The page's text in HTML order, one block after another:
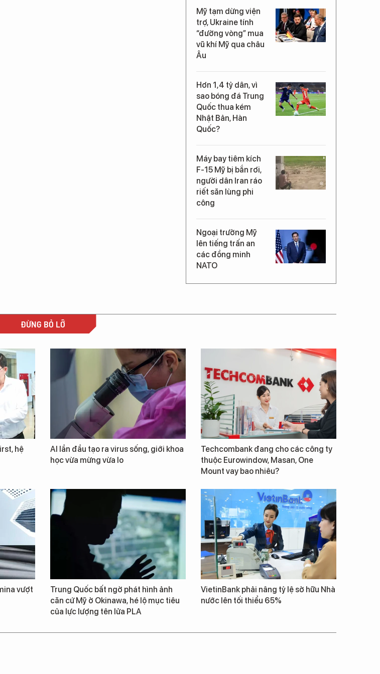
Mỹ tạm dừng viện
trợ, Ukraine tính
“đường vòng” mua
vũ khí Mỹ qua châu
Âu
Hơn 1,4 tỷ dân, vì
sao bóng đá Trung
Quốc thua kém
Nhật Bản, Hàn
Quốc?
Máy bay tiêm kích
F-15 Mỹ bị bắn rơi,
người dân Iran ráo
riết săn lùng phi
công
Ngoại trưởng Mỹ
lên tiếng trấn an
các đồng minh
NATO
ĐỪNG BỎ LỠ
hệ
AI lần đầu tạo ra virus sống, giới khoa
học vừa mừng vừa lo
Techcombank đang cho các công ty
thuộc Eurowindow, Masan, One
Mount vay bao nhiêu?
vượt
Trung Quốc bất ngờ phát hình ảnh
căn cứ Mỹ ở Okinawa, hé lộ mục tiêu
của lực lượng tên lửa PLA
VietinBank phải nâng tỷ lệ sở hữu Nhà
nước lên tối thiểu 65%